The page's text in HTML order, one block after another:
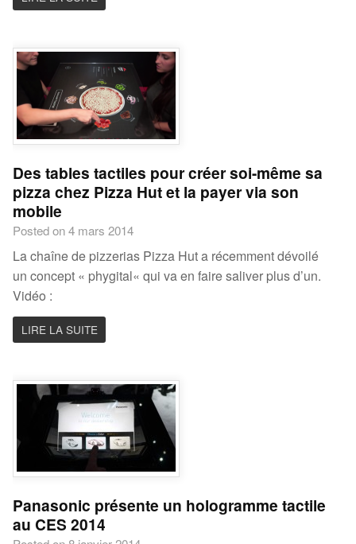
Des tables tactiles pour créer soi-même sa
pizza chez Pizza Hut et la payer via son
mobile
Posted on 4 mars 2014
La chaîne de pizzerias Pizza Hut a récemment dévoilé
un concept « phygital« qui va en faire saliver plus d’un.
Vidéo :
LIRE LA SUITE
Panasonic présente un hologramme tactile
au CES 2014